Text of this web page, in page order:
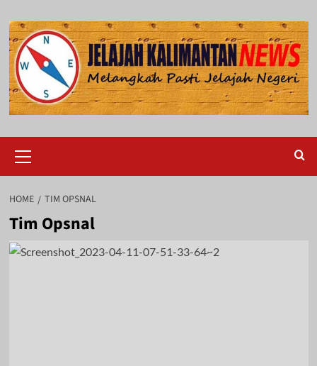
to
content
Menu
HOME TIM OPSNAL
Tim Opsnal